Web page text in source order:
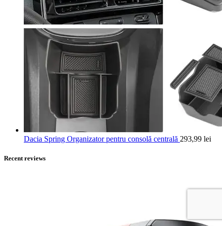
Dacia Spring Organizator pentru consolă centrală 293,99 lei
Recent reviews